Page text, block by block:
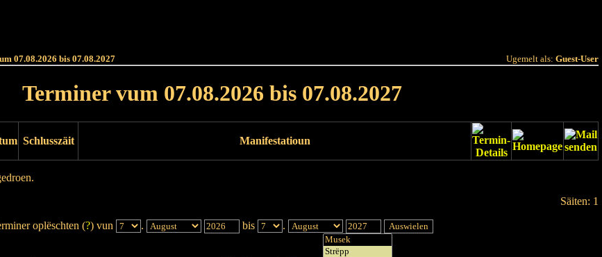
07.08.2026 bis 07.08.2027 Ugemelt als: Guest-User
Terminer vum 07.08.2026 bis 07.08.2027
Schlusszäit Manifestatioun
Säiten: 1
oplëschten (?) vun . bis .